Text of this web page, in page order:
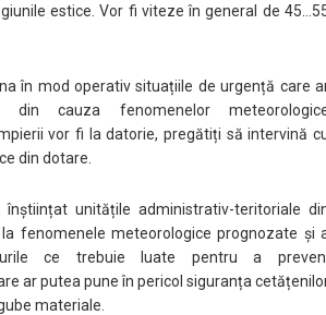
estice. Vor fi viteze în general de
în mod operativ situațiile de urgență care
din cauza fenomenelor
vor fi la datorie, pregătiți să intervină
din dotare.
înștiințat unitățile administrativ-teritoriale
fenomenele meteorologice prognozate și
ce trebuie luate pentru a
ar putea pune în pericol siguranța
materiale.